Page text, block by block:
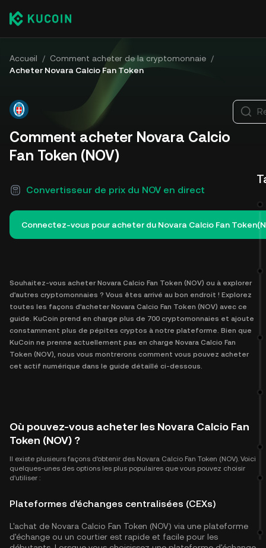
Accueil / Comment acheter de la cryptomonnaie /
Acheter Novara Calcio Fan Token
Comment acheter Novara Calcio
Fan Token (NOV)
Convertisseur de prix du NOV en direct
Connectez-vous pour acheter du Novara Calcio Fan
Souhaitez-vous acheter Novara Calcio Fan Token (NOV) ou à explorer
d'autres cryptomonnaies ? Vous êtes arrivé au bon endroit ! Explorez
toutes les façons d'acheter Novara Calcio Fan Token (NOV) avec ce
guide. KuCoin prend en charge plus de 700 cryptomonnaies et ajoute
constamment plus de pépites cryptos à notre plateforme. Bien que
KuCoin ne prenne actuellement pas en charge Novara Calcio Fan
Token (NOV), nous vous montrerons comment vous pouvez acheter
cet actif numérique dans le guide détaillé ci-dessous.
Où pouvez-vous acheter les Novara Calcio Fan
Token (NOV) ?
Il existe plusieurs façons d'obtenir des Novara Calcio Fan Token (NOV). Voici
quelques-unes des options les plus populaires que vous pouvez choisir
d'utiliser :
Plateformes d'échanges centralisées (CEXs)
L'achat de Novara Calcio Fan Token (NOV) via une plateforme
d'échange ou un courtier est rapide et facile pour les